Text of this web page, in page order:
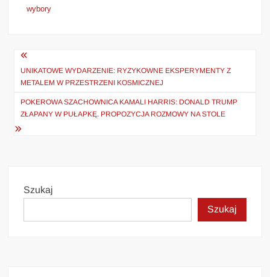
wybory
Nawigacja
wpisu
UNIKATOWE WYDARZENIE: RYZYKOWNE EKSPERYMENTY Z
METALEM W PRZESTRZENI KOSMICZNEJ
POKEROWA SZACHOWNICA KAMALI HARRIS: DONALD TRUMP
ZŁAPANY W PUŁAPKĘ. PROPOZYCJA ROZMOWY NA STOLE
Szukaj
Szukaj